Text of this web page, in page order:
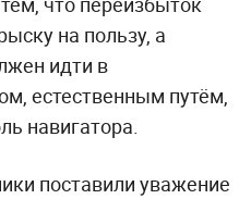
на пользу, а
идти в
естественным путём,
навигатора.
поставили уважение